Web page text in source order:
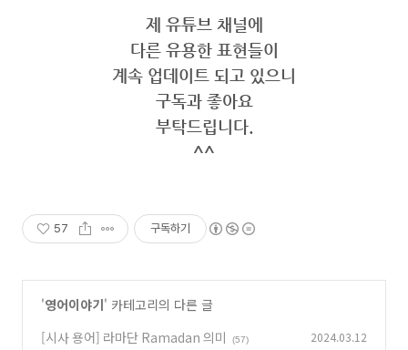
제 유튜브 채널에
다른 유용한 표현들이
계속 업데이트 되고 있으니
구독과 좋아요
부탁드립니다.
^^
57 구독하기
'영어이야기' 카테고리의 다른 글
[시사 용어] 라마단 Ramadan 의미
(57) 2024.03.12